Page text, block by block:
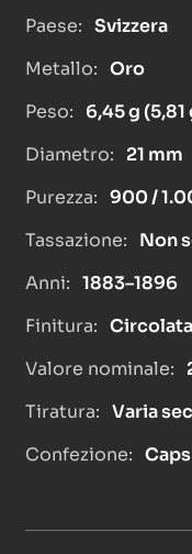
Paese: Svizzera
Metallo: Oro
Peso:
6,45 g
Diametro:
21 mm
Purezza: 900 /
Tassazione:
Non
Anni: 1883–1896
Finitura:
Valore nominale:
Tiratura: Varia
Confezione: